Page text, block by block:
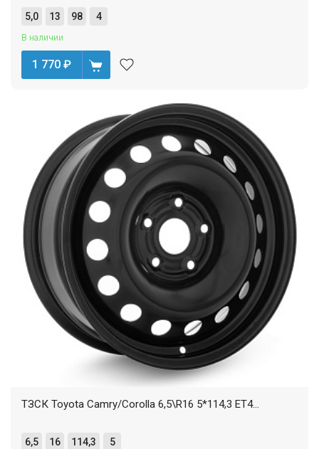
5,0 13 98 4
В наличии
1 770 ₽
ТЗСК Toyota Camry/Corolla 6,5\R16 5*114,3 ET4...
6,5 16 114,3 5